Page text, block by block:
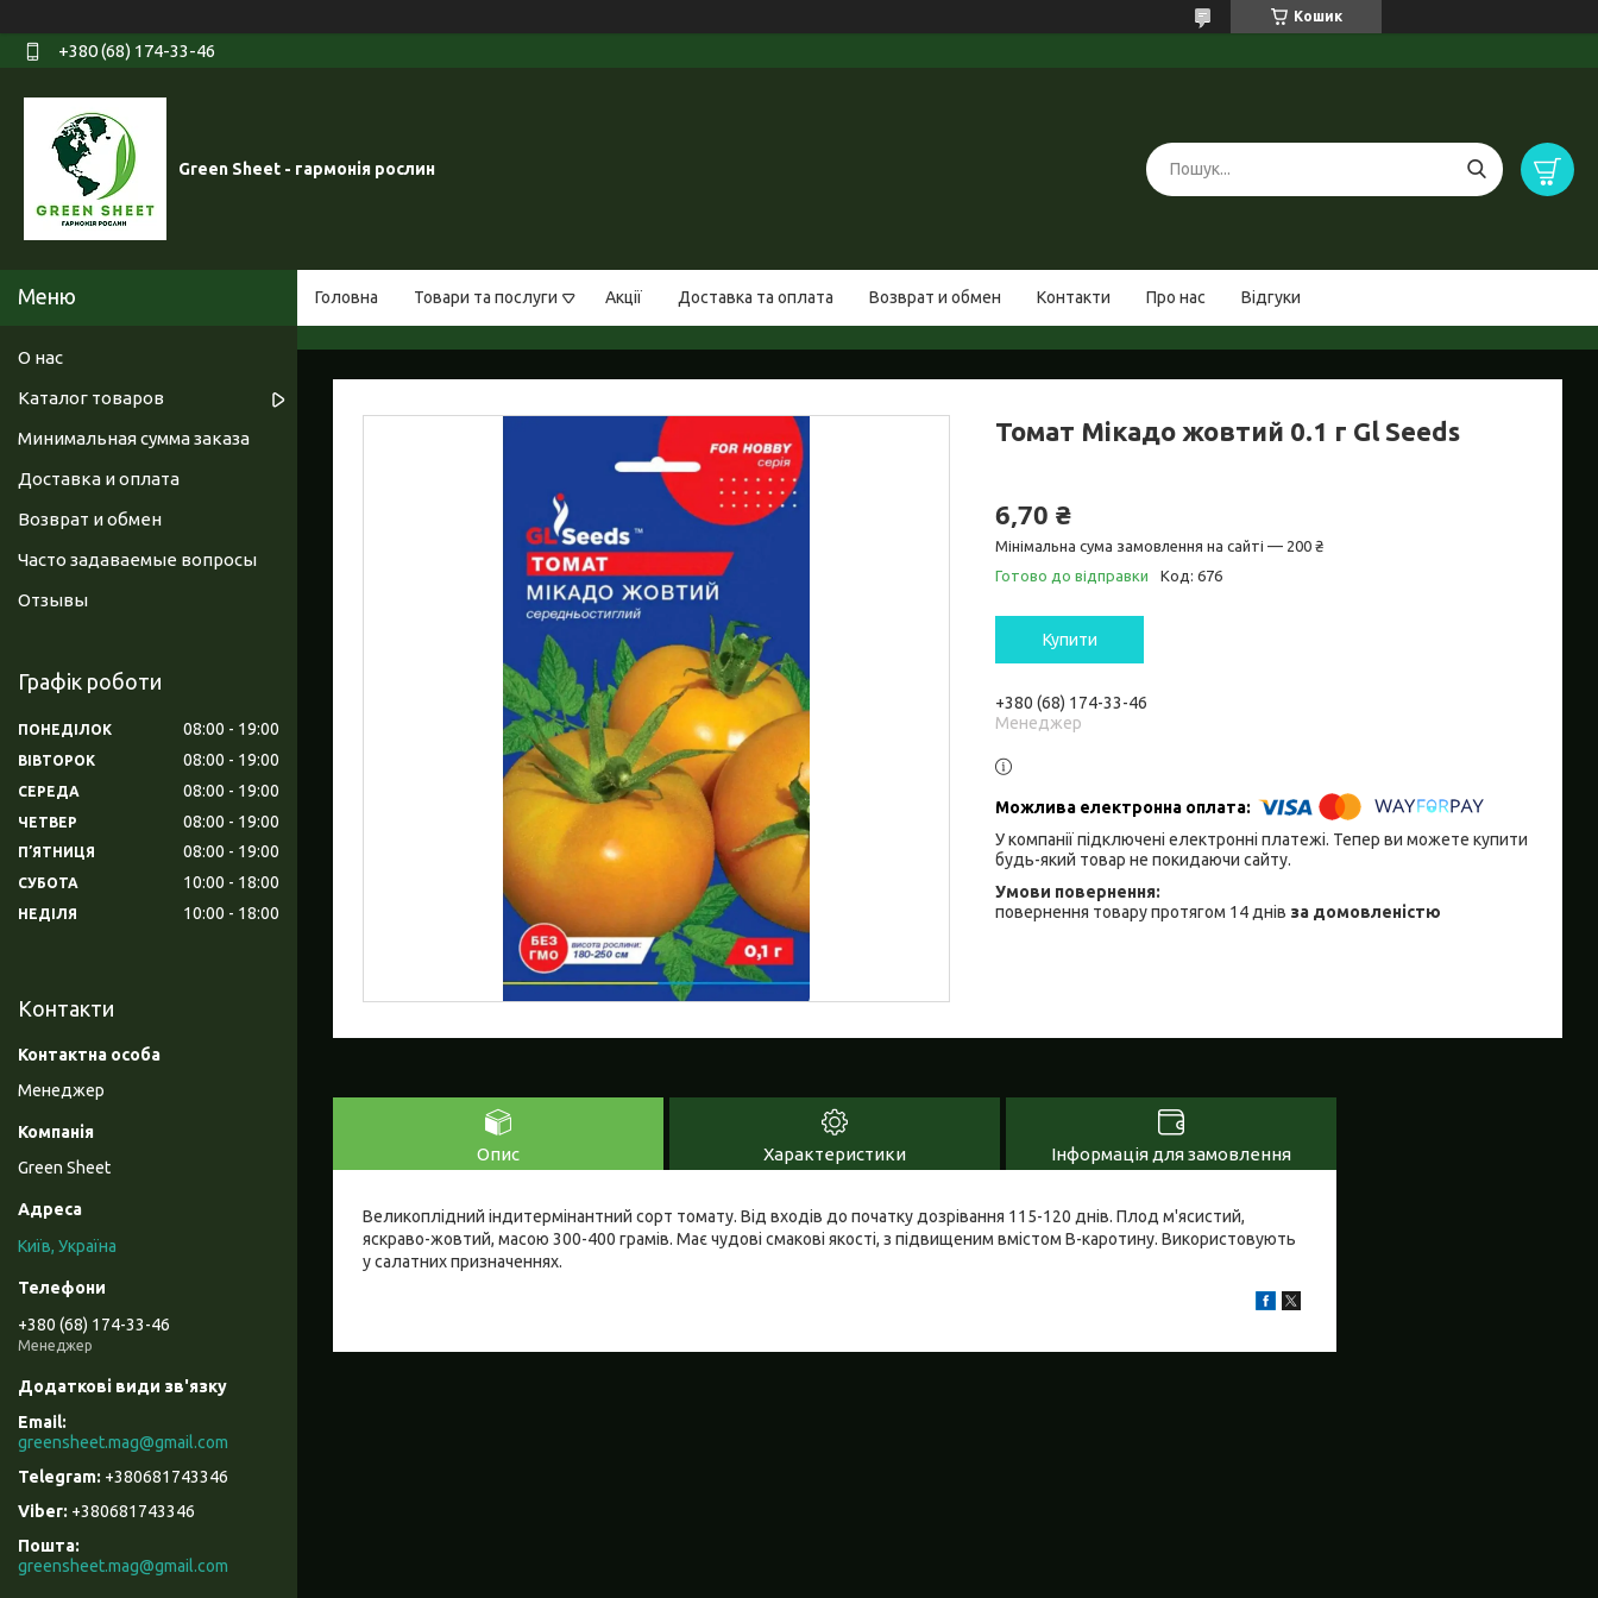
Кошик
+380 (68) 174-33-46
Green Sheet - гармонія рослин
Головна Товари та послуги Акції Доставка та оплата Возврат и обмен Контакти Про нас Відгуки
Томат Мікадо жовтий 0.1 г Gl Seeds
6,70 ₴
Мінімальна сума замовлення на сайті — 200 ₴
Готово до відправки
Код: 676
Купити
+380 (68) 174-33-46
Менеджер
У компанії підключені електронні платежі. Тепер ви можете купити
будь-який товар не покидаючи сайту.
повернення товару протягом 14 днів за домовленістю
Опис Характеристики Інформація для замовлення
Великоплідний індитермінантний сорт томату. Від входів до початку дозрівання 115-120 днів. Плод м'ясистий,
яскраво-жовтий, масою 300-400 грамів. Має чудові смакові якості, з підвищеним вмістом В-каротину. Використовують
у салатних призначеннях.
О нас
Каталог товаров
Минимальная сумма заказа
Доставка и оплата
Возврат и обмен
Часто задаваемые вопросы
Отзывы
Графік роботи
ПОНЕДІЛОК 08:00 19:00
ВІВТОРОК 08:00 19:00
СЕРЕДА 08:00 19:00
ЧЕТВЕР 08:00 19:00
ПʼЯТНИЦЯ 08:00 19:00
СУБОТА 10:00 18:00
НЕДІЛЯ 10:00 18:00
Контакти
Менеджер
Green Sheet
Київ, Україна
+380 (68) 174-33-46
Менеджер
greensheet.mag@gmail.com
+380681743346
+380681743346
Пошта
greensheet.mag@gmail.com